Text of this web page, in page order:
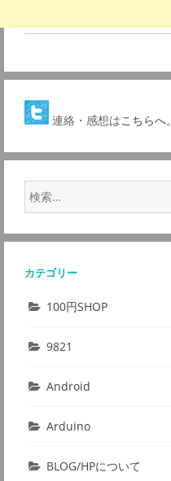
連絡・感想はこちらへ。
カテゴリー
100円SHOP
9821
Android
Arduino
BLOG/HPについて